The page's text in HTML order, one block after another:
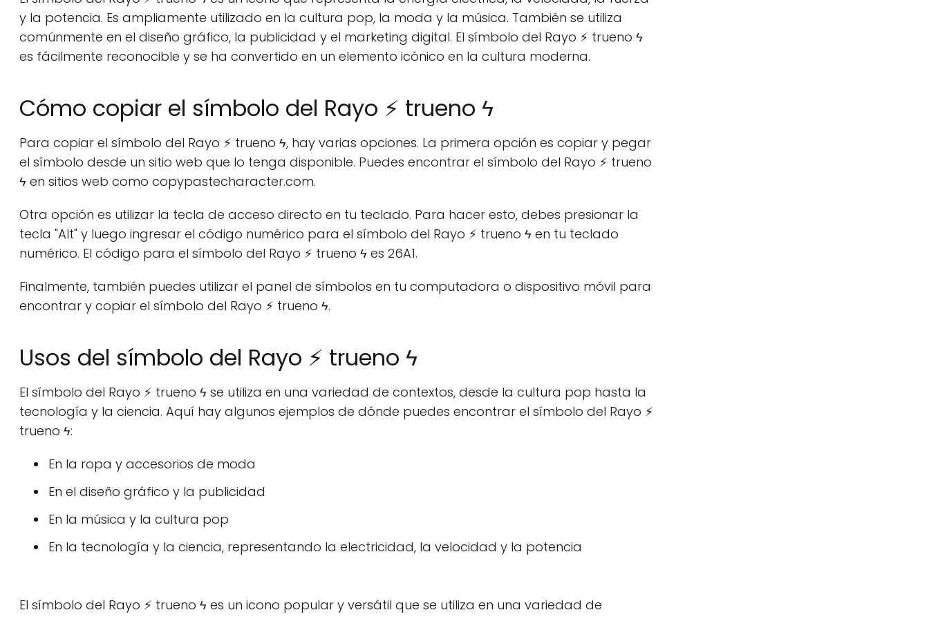
y la potencia. Es ampliamente utilizado en la cultura pop, la moda y la música. También se utiliza
comúnmente en el diseño gráfico, la publicidad y el marketing digital. El símbolo del Rayo ⚡ trueno ϟ
es fácilmente reconocible y se ha convertido en un elemento icónico en la cultura moderna.
Cómo copiar el símbolo del Rayo ⚡ trueno ϟ
Para copiar el símbolo del Rayo ⚡ trueno ϟ, hay varias opciones. La primera opción es copiar y pegar
el símbolo desde un sitio web que lo tenga disponible. Puedes encontrar el símbolo del Rayo ⚡ trueno
ϟ en sitios web como copypastecharacter.com.
Otra opción es utilizar la tecla de acceso directo en tu teclado. Para hacer esto, debes presionar la
tecla "Alt" y luego ingresar el código numérico para el símbolo del Rayo ⚡ trueno ϟ en tu teclado
numérico. El código para el símbolo del Rayo ⚡ trueno ϟ es 26A1.
Finalmente, también puedes utilizar el panel de símbolos en tu computadora o dispositivo móvil para
encontrar y copiar el símbolo del Rayo ⚡ trueno ϟ.
Usos del símbolo del Rayo ⚡ trueno ϟ
El símbolo del Rayo ⚡ trueno ϟ se utiliza en una variedad de contextos, desde la cultura pop hasta la
tecnología y la ciencia. Aquí hay algunos ejemplos de dónde puedes encontrar el símbolo del Rayo ⚡
trueno ϟ:
En la ropa y accesorios de moda
En el diseño gráfico y la publicidad
En la música y la cultura pop
En la tecnología y la ciencia, representando la electricidad, la velocidad y la potencia
El símbolo del Rayo ⚡ trueno ϟ es un icono popular y versátil que se utiliza en una variedad de